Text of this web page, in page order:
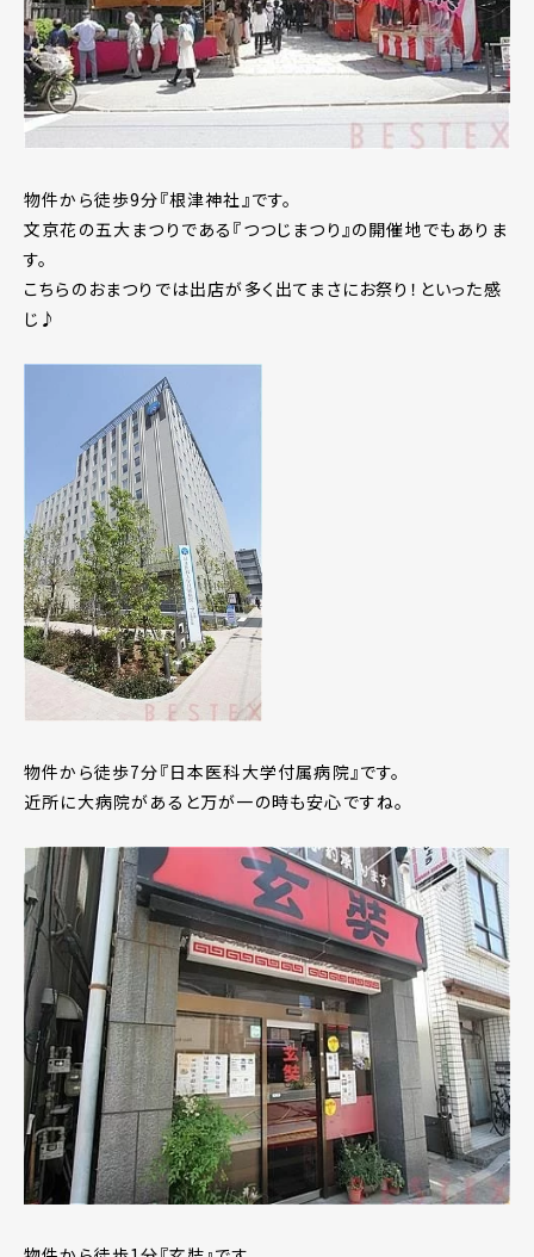
物件から徒歩9分『根津神社』です。
文京花の五大まつりである『つつじまつり』の開催地でもありま
す。
こちらのおまつりでは出店が多く出てまさにお祭り！といった感
じ♪
物件から徒歩7分『日本医科大学付属病院』です。
近所に大病院があると万が一の時も安心ですね。